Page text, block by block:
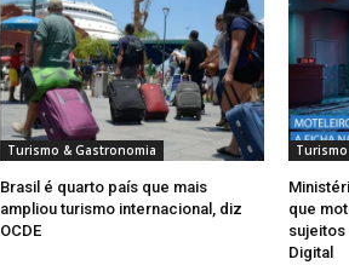
Turismo & Gastronomia
Brasil é quarto país que mais
ampliou turismo internacional, diz
OCDE
que
sujeitos
Digital